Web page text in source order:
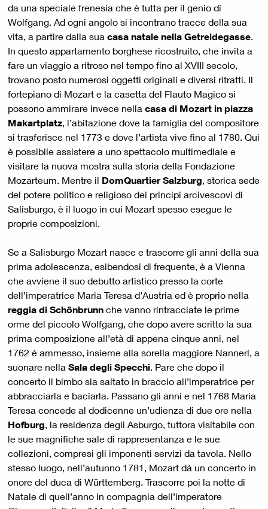
da una speciale frenesia che è tutta per il genio di
Wolfgang. Ad ogni angolo si incontrano tracce della sua
vita, a partire dalla sua casa natale nella Getreidegasse.
In questo appartamento borghese ricostruito, che invita a
fare un viaggio a ritroso nel tempo fino al XVIII secolo,
trovano posto numerosi oggetti originali e diversi ritratti. Il
fortepiano di Mozart e la casetta del Flauto Magico si
possono ammirare invece nella casa di Mozart in piazza
Makartplatz, l’abitazione dove la famiglia del compositore
si trasferisce nel 1773 e dove l’artista vive fino al 1780. Qui
è possibile assistere a uno spettacolo multimediale e
visitare la nuova mostra sulla storia della Fondazione
Mozarteum. Mentre il DomQuartier Salzburg, storica sede
del potere politico e religioso dei principi arcivescovi di
Salisburgo, è il luogo in cui Mozart spesso esegue le
proprie composizioni.
Se a Salisburgo Mozart nasce e trascorre gli anni della sua
prima adolescenza, esibendosi di frequente, è a Vienna
che avviene il suo debutto artistico presso la corte
dell’imperatrice Maria Teresa d’Austria ed è proprio nella
reggia di Schönbrunn che vanno rintracciate le prime
orme del piccolo Wolfgang, che dopo avere scritto la sua
prima composizione all’età di appena cinque anni, nel
1762 è ammesso, insieme alla sorella maggiore Nannerl, a
suonare nella Sala degli Specchi. Pare che dopo il
concerto il bimbo sia saltato in braccio all’imperatrice per
abbracciarla e baciarla. Passano gli anni e nel 1768 Maria
Teresa concede al dodicenne un’udienza di due ore nella
Hofburg, la residenza degli Asburgo, tuttora visitabile con
le sue magnifiche sale di rappresentanza e le sue
collezioni, compresi gli imponenti servizi da tavola. Nello
stesso luogo, nell’autunno 1781, Mozart dà un concerto in
onore del duca di Württemberg. Trascorre poi la notte di
Natale di quell’anno in compagnia dell’imperatore